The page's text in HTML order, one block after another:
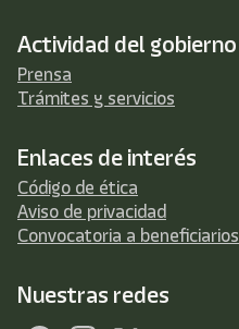
Actividad del gobierno
Prensa
Trámites y servicios
Enlaces de interés
Código de ética
Aviso de privacidad
Convocatoria a beneficiarios
Nuestras redes